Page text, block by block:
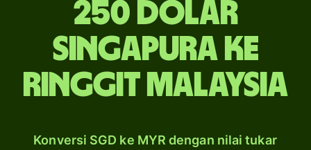
250 dolar
Singapura ke
ringgit Malaysia
Konversi SGD ke MYR dengan nilai tukar